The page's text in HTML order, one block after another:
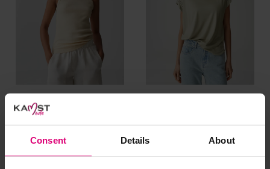
Consent Details About
Top mouwloos ribje Effen top gerimpeld mouwtje